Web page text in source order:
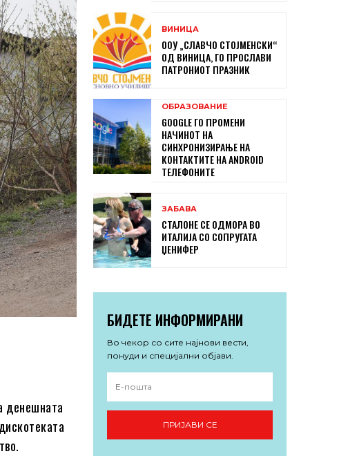
денешната
ВИНИЦА
ООУ „СЛАВЧО СТОЈМЕНСКИ“
ОД ВИНИЦА, ГО ПРОСЛАВИ
ПАТРОНИОТ ПРАЗНИК
ОБРАЗОВАНИЕ
GOOGLE ГО ПРОМЕНИ
НАЧИНОТ НА
СИНХРОНИЗИРАЊЕ НА
КОНТАКТИТЕ НА ANDROID
ТЕЛЕФОНИТЕ
ЗАБАВА
СТАЛОНЕ СЕ ОДМОРА ВО
ИТАЛИЈА СО СОПРУГАТА
ЏЕНИФЕР
БИДЕТЕ ИНФОРМИРАНИ
Во чекор со сите најнови вести,
понуди и специјални објави.
ПРИЈАВИ СЕ